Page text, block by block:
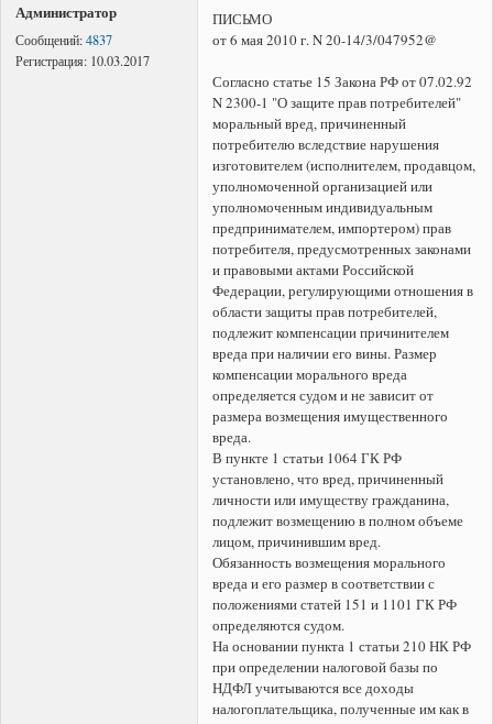
Администратор
Сообщений:4837
Регистрация: 10.03.2017
ПИСЬМО
от 6 мая 2010 г. N 20-14/3/047952@
Согласно статье 15 Закона РФ от 07.02.92
N 2300-1 "О защите прав потребителей"
моральный вред, причиненный
потребителю вследствие нарушения
изготовителем (исполнителем, продавцом,
уполномоченной организацией или
уполномоченным индивидуальным
предпринимателем, импортером) прав
потребителя, предусмотренных законами
и правовыми актами Российской
Федерации, регулирующими отношения в
области защиты прав потребителей,
подлежит компенсации причинителем
вреда при наличии его вины. Размер
компенсации морального вреда
определяется судом и не зависит от
размера возмещения имущественного
вреда.
В пункте 1 статьи 1064 ГК РФ
установлено, что вред, причиненный
личности или имуществу гражданина,
подлежит возмещению в полном объеме
лицом, причинившим вред.
Обязанность возмещения морального
вреда и его размер в соответствии с
положениями статей 151 и 1101 ГК РФ
определяются судом.
На основании пункта 1 статьи 210 НК РФ
при определении налоговой базы по
НДФЛ учитываются все доходы
налогоплательщика, полученные им как в